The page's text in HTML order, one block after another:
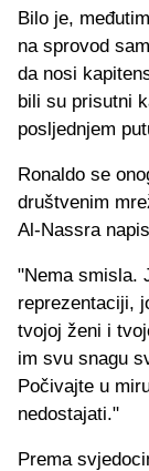
Bilo je,
na sprovod
da nosi
bili su prisutni
posljednjem
Ronaldo se
društvenim
Al-Nassra
"Nema smisla.
reprezentaciji,
tvojoj ženi i
im svu snagu
Počivajte u
nedostajati."
Prema